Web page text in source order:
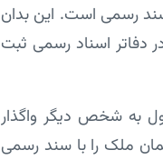
رسمی است. این بدان
دفاتر اسناد رسمی ثبت
به شخص دیگر واگذار
ملک را با سند رسمی